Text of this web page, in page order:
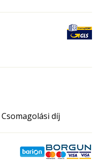
Csomagolási díj